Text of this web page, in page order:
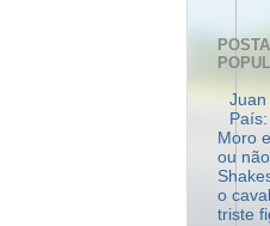
Juan
Moro
ou
o
triste